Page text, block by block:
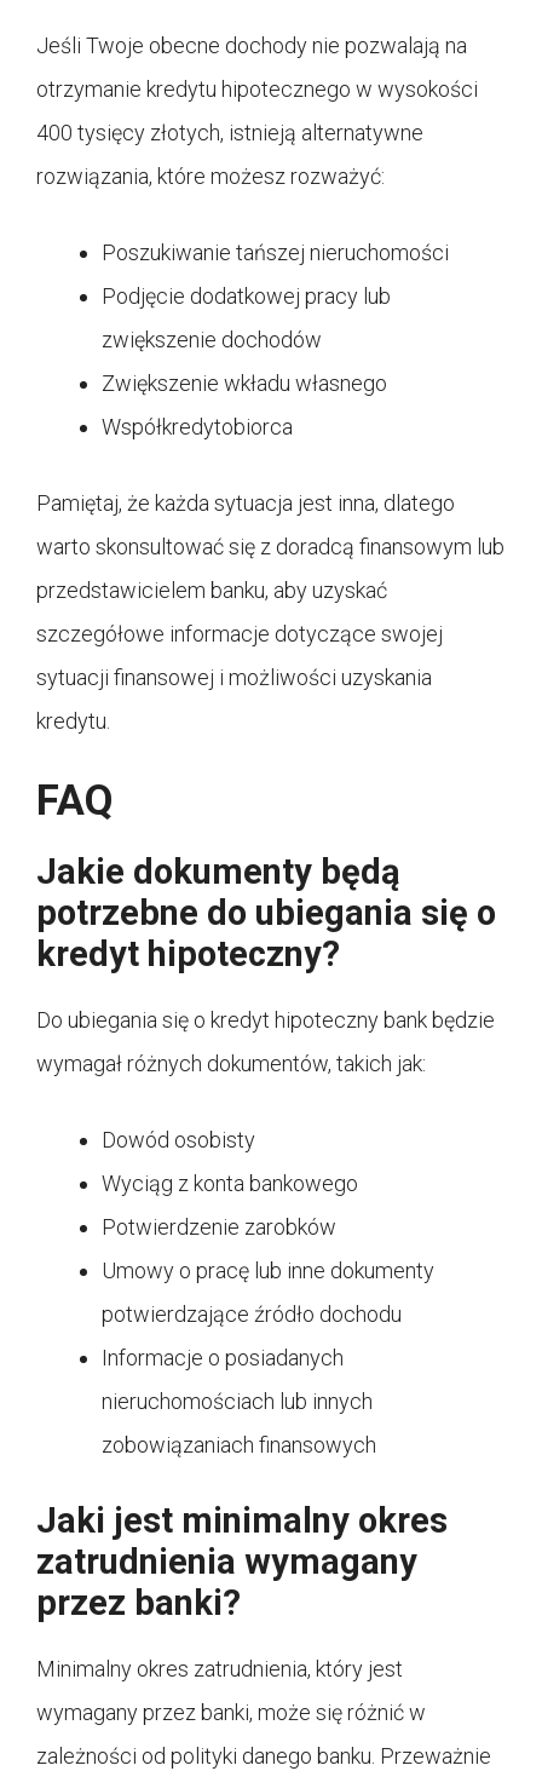
Jeśli Twoje obecne dochody nie pozwalają na
otrzymanie kredytu hipotecznego w wysokości
400 tysięcy złotych, istnieją alternatywne
rozwiązania, które możesz rozważyć:
Poszukiwanie tańszej nieruchomości
Podjęcie dodatkowej pracy lub
zwiększenie dochodów
Zwiększenie wkładu własnego
Współkredytobiorca
Pamiętaj, że każda sytuacja jest inna, dlatego
warto skonsultować się z doradcą finansowym lub
przedstawicielem banku, aby uzyskać
szczegółowe informacje dotyczące swojej
sytuacji finansowej i możliwości uzyskania
kredytu.
FAQ
Jakie dokumenty będą
potrzebne do ubiegania się o
kredyt hipoteczny?
Do ubiegania się o kredyt hipoteczny bank będzie
wymagał różnych dokumentów, takich jak:
Dowód osobisty
Wyciąg z konta bankowego
Potwierdzenie zarobków
Umowy o pracę lub inne dokumenty
potwierdzające źródło dochodu
Informacje o posiadanych
nieruchomościach lub innych
zobowiązaniach finansowych
Jaki jest minimalny okres
zatrudnienia wymagany
przez banki?
Minimalny okres zatrudnienia, który jest
wymagany przez banki, może się różnić w
zależności od polityki danego banku. Przeważnie